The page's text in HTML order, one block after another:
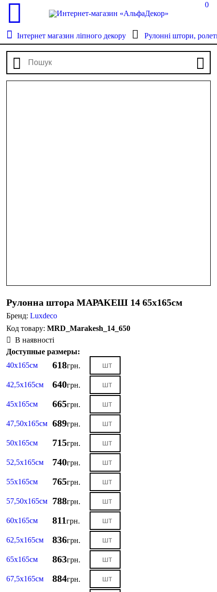
0
Інтернет магазин ліпного декору Рулонні штори,
Рулонна штора МАРАКЕШ 14 65х165см
Бренд:Luxdeco
MRD_Marakesh_14_650
В наявності
Доступные размеры:
40х165см
618грн.
42,5х165см 640грн.
45х165см 665грн.
47,50х165см 689грн.
50х165см 715грн.
52,5х165см 740грн.
55х165см 765грн.
57,50х165см 788грн.
60х165см 811грн.
62,5х165см 836грн.
65х165см 863грн.
67,5х165см 884грн.